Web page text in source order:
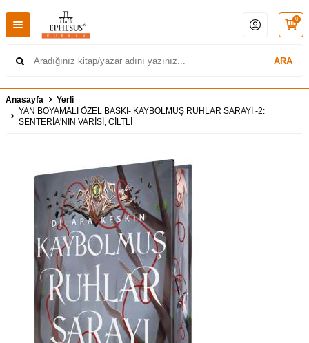
ARA
0
Anasayfa
Yerli
YAN BOYAMALI ÖZEL BASKI- KAYBOLMUŞ RUHLAR SARAYI -2:
SENTERİA'NIN VARİSİ, CİLTLİ